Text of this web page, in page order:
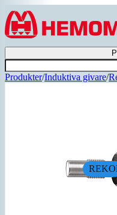
Hoppa till innehållet
Produkter/Induktiva givare/